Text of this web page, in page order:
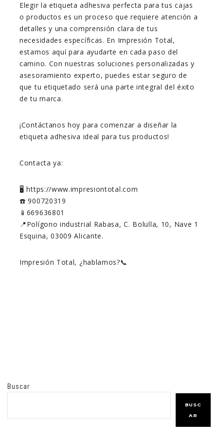
Elegir la etiqueta adhesiva perfecta para tus cajas
o productos es un proceso que requiere atención a
detalles y una comprensión clara de tus
necesidades específicas. En Impresión Total,
estamos aquí para ayudarte en cada paso del
camino. Con nuestras soluciones personalizadas y
asesoramiento experto, puedes estar seguro de
que tu etiquetado será una parte integral del éxito
de tu marca.
¡Contáctanos hoy para comenzar a diseñar la
etiqueta adhesiva ideal para tus productos!
Contacta ya:
🖥️ https://www.impresiontotal.com
☎️ 900720319
📱669636801
📍Polígono industrial Rabasa, C. Bolulla, 10, Nave 1
Esquina, 03009 Alicante.
Impresión Total, ¿hablamos?📞
Buscar
BUSC
AR